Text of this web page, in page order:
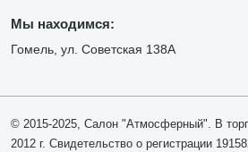
Мы находимся:
Гомель, ул. Советская 138А
© 2015-2025, Салон "Атмосферный". В
2012 г. Свидетельство о регистрации